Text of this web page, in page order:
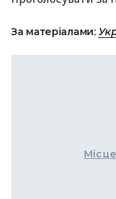
За матеріалами: